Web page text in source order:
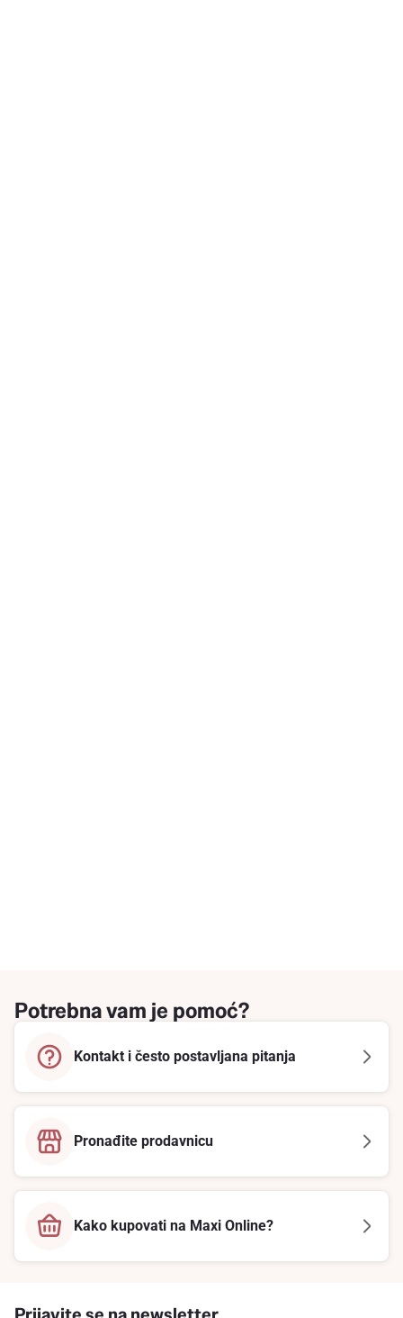
Potrebna vam je pomoć?
Kontakt i često postavljana pitanja
Pronađite prodavnicu
Kako kupovati na Maxi Online?